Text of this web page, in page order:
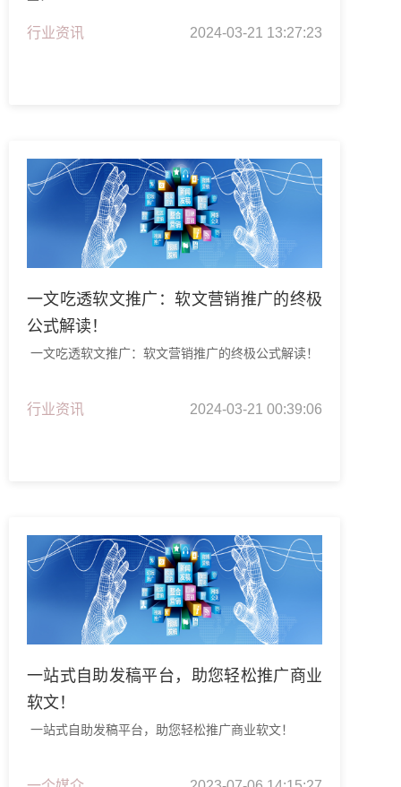
行业资讯 2024-03-21 13:27:23
一文吃透软文推广：软文营销推广的终极
公式解读！
一文吃透软文推广：软文营销推广的终极公式解读！
行业资讯 2024-03-21 00:39:06
一站式自助发稿平台，助您轻松推广商业
软文！
一站式自助发稿平台，助您轻松推广商业软文！